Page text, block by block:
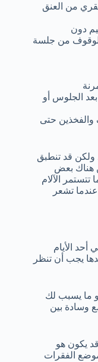
من العنق
دون
الوقوف من جلسة
الجلوس أو
والفخذين حتى
قد تنطبق
هناك بعض
الآلام
تشعر
الأيام
يجب أن تنظر
ما يسبب لك
وسادة بين
يكون هو
الفقرات